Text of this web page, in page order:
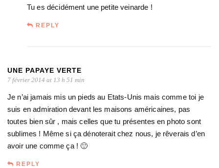
Tu es décidément une petite veinarde !
REPLY
UNE PAPAYE VERTE
7 février 2014 at 13 h 51 min
Je n’ai jamais mis un pieds au Etats-Unis mais comme toi je
suis en admiration devant les maisons américaines, pas
toutes bien sûr , mais celles que tu présentes en photo sont
sublimes ! Même si ça dénoterait chez nous, je rêverais d’en
avoir une comme ça ! 🙂
REPLY